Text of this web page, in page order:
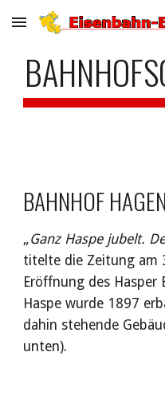
Skip to main content
BAHNHOF
„Ganz Haspe jubelt.
titelte die Zeitung am
Eröffnung des Hasper
Haspe wurde 1897
dahin stehende
unten).